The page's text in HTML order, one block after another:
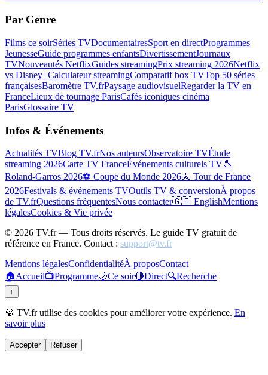
Par Genre
Films ce soirSéries TVDocumentairesSport en directProgrammes
JeunesseGuide programmes enfantsDivertissementJournaux
TVNouveautés NetflixGuides streamingPrix streaming 2026Netflix
vs Disney+Calculateur streamingComparatif box TVTop 50 séries
françaisesBaromètre TV.frPaysage audiovisuelRegarder la TV en
FranceLieux de tournage ParisCafés iconiques cinéma
ParisGlossaire TV
Infos & Événements
Actualités TVBlog TV.frNos auteursObservatoire TVÉtude
streaming 2026Carte TV FranceÉvénements culturels TV🎾
Roland-Garros 2026⚽ Coupe du Monde 2026🚴 Tour de France
2026Festivals & événements TVOutils TV & conversionÀ propos
de TV.frQuestions fréquentesNous contacter🇬🇧 EnglishMentions
légalesCookies & Vie privée
© 2026 TV.fr — Tous droits réservés. Le guide TV gratuit de
référence en France. Contact : support@tv.fr
Mentions légalesConfidentialitéÀ proposContact
🏠Accueil📺Programme🌙Ce soir🔴Direct🔍Recherche
↑
🍪 TV.fr utilise des cookies pour améliorer votre expérience. En
savoir plus
Accepter Refuser